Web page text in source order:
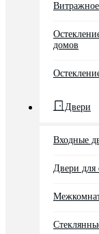
Витражное
домов
Двери
Входные
Двери для